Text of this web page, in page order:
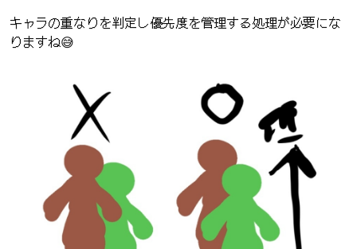
キャラの重なりを判定し優先度を管理する処理が必要にな
りますね😅